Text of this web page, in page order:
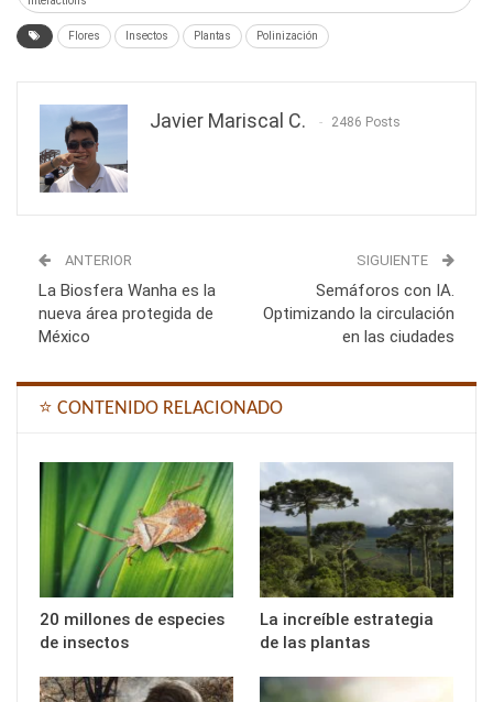
Flores Insectos Plantas Polinización
Javier Mariscal C. 2486 Posts
ANTERIOR
La Biosfera Wanha es la
nueva área protegida de
México
SIGUIENTE
Semáforos con IA.
Optimizando la circulación
en las ciudades
⭐ CONTENIDO RELACIONADO
20 millones de especies
de insectos
La increíble estrategia
de las plantas